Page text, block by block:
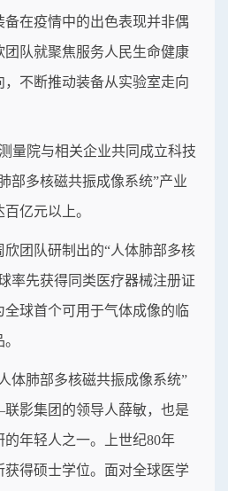
备在疫情中的出色表现并非偶
队就聚焦服务人民生命健康
不断推动装备从实验室走向
量院与相关企业共同成立科技
部多核磁共振成像系统”产业
亿元以上。
团队研制出的“人体肺部多核
率先获得同类医疗器械注册证
球首个可用于气体成像的临
体肺部多核磁共振成像系统”
影集团的领导人薛敏，也是
年轻人之一。上世纪80年
得硕士学位。面对全球医学